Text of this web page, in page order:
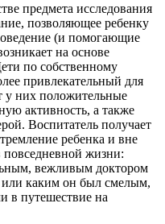
предмета исследования
позволяющее ребенку
(и помогающие
на основе
по собственному
привлекательный для
у них положительные
активность, а также
Воспитатель получает
ребенка и вне
жизни:
вежливым доктором
каким он был смелым,
в путешествие на